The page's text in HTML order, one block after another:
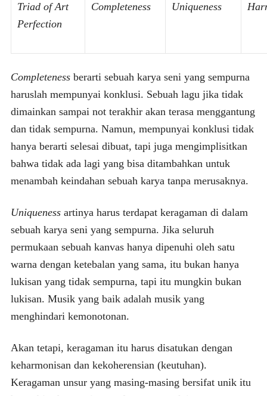
Triad of Art
Perfection
Completeness Uniqueness
Completenessberarti sebuah karya seni yang sempurna
haruslah mempunyai konklusi. Sebuah lagu jika tidak
dimainkan sampai not terakhir akan terasa menggantung
dan tidak sempurna. Namun, mempunyai konklusi tidak
hanya berarti selesai dibuat, tapi juga mengimplisitkan
bahwa tidak ada lagi yang bisa ditambahkan untuk
menambah keindahan sebuah karya tanpa merusaknya.
Uniquenessartinya harus terdapat keragaman di dalam
sebuah karya seni yang sempurna. Jika seluruh
permukaan sebuah kanvas hanya dipenuhi oleh satu
warna dengan ketebalan yang sama, itu bukan hanya
lukisan yang tidak sempurna, tapi itu mungkin bukan
lukisan. Musik yang baik adalah musik yang
menghindari kemonotonan.
Akan tetapi, keragaman itu harus disatukan dengan
keharmonisan dan kekoherensian (keutuhan).
Keragaman unsur yang masing-masing bersifat unik itu